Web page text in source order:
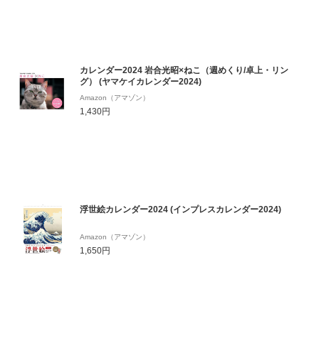
カレンダー2024 岩合光昭×ねこ（週めくり/卓上・リン
グ） (ヤマケイカレンダー2024)
Amazon（アマゾン）
1,430円
浮世絵カレンダー2024 (インプレスカレンダー2024)
Amazon（アマゾン）
1,650円